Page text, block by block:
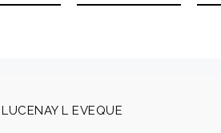
L EVEQUE